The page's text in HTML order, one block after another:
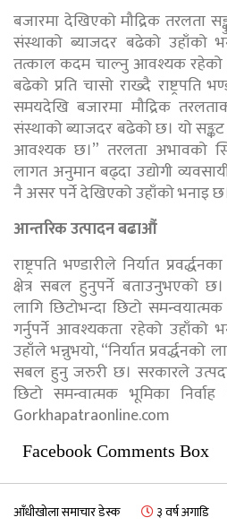
बजारमा देखिएको मौद्रिक तरलता
संस्थाको ब्याजदर बढेको उहाँको
तत्काल कदम चाल्नु आवश्यक रहेको
बढेको प्रति चासो राख्दै राष्ट्रपति
समयदेखि बजारमा मौद्रिक
संस्थाको ब्याजदर बढेको छ। यो
आवश्यक छ।” तरलता अभावको
लागत अनुमान बढ्दा उद्योगी
नै असर पर्ने देखिएको उहाँको भनाइ
आन्तरिक उत्पादन बढाऔं
राष्ट्रपति भण्डारीले निर्यात
क्षेत्र सबल हुनुपर्ने बताउनुभएको
लागि छिटोभन्दा छिटो
गर्नुपर्ने आवश्यकता रहेको उहाँको
उहाँले भन्नुभयो, “निर्यात प्रवर्द्धनको
सबल हुनु जरुरी छ। सरकारले
छिटो समन्वात्मक भूमिका
Gorkhapatraonline.com
Facebook Comments Box
आँधीखोला समाचार डेस्क ३ वर्ष अगाडि